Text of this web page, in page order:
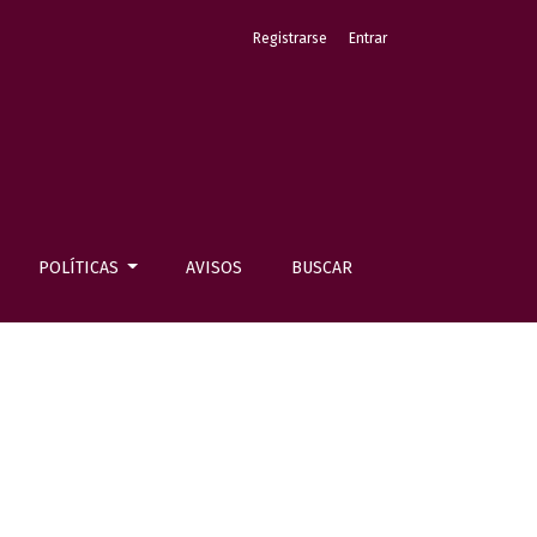
POLÍTICAS AVISOS BUSCAR
Registrarse Entrar